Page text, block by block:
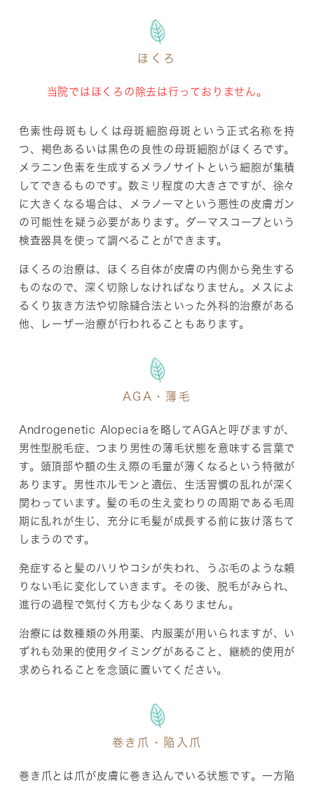
ほくろ
当院ではほくろの除去は行っておりません。
色素性母斑もしくは母斑細胞母斑という正式名称を持
つ、褐色あるいは黒色の良性の母斑細胞がほくろです。
メラニン色素を生成するメラノサイトという細胞が集積
してできるものです。数ミリ程度の大きさですが、徐々
に大きくなる場合は、メラノーマという悪性の皮膚ガン
の可能性を疑う必要があります。ダーマスコープという
検査器具を使って調べることができます。
ほくろの治療は、ほくろ自体が皮膚の内側から発生する
ものなので、深く切除しなければなりません。メスによ
るくり抜き方法や切除縫合法といった外科的治療がある
他、レーザー治療が行われることもあります。
AGA・薄毛
Androgenetic Alopeciaを略してAGAと呼びますが、
男性型脱毛症、つまり男性の薄毛状態を意味する言葉で
す。頭頂部や額の生え際の毛量が薄くなるという特徴が
あります。男性ホルモンと遺伝、生活習慣の乱れが深く
関わっています。髪の毛の生え変わりの周期である毛周
期に乱れが生じ、充分に毛髪が成長する前に抜け落ちて
しまうのです。
発症すると髪のハリやコシが失われ、うぶ毛のような頼
りない毛に変化していきます。その後、脱毛がみられ、
進行の過程で気付く方も少なくありません。
治療には数種類の外用薬、内服薬が用いられますが、い
ずれも効果的使用タイミングがあること、継続的使用が
求められることを念頭に置いてください。
巻き爪・陥入爪
巻き爪とは爪が皮膚に巻き込んでいる状態です。一方陥